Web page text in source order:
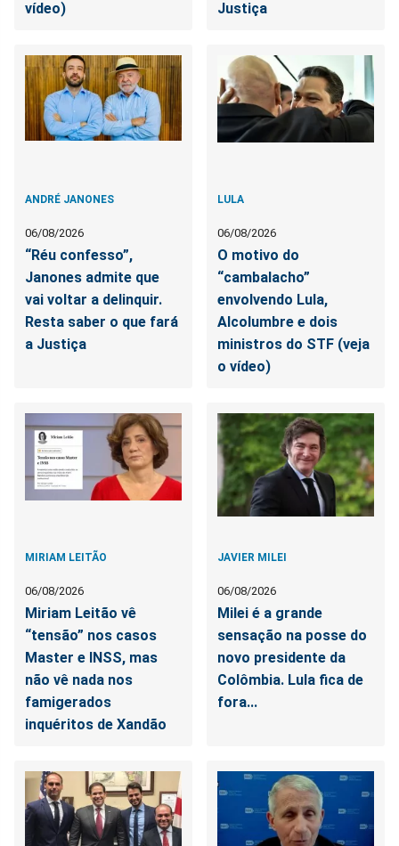
vídeo) Justiça
ANDRÉ JANONES
06/08/2026
“Réu confesso”,
Janones admite que
vai voltar a delinquir.
Resta saber o que fará
a Justiça
LULA
06/08/2026
O motivo do
“cambalacho”
envolvendo Lula,
Alcolumbre e dois
ministros do STF (veja
o vídeo)
MIRIAM LEITÃO
06/08/2026
Miriam Leitão vê
“tensão” nos casos
Master e INSS, mas
não vê nada nos
famigerados
inquéritos de Xandão
JAVIER MILEI
06/08/2026
Milei é a grande
sensação na posse do
novo presidente da
Colômbia. Lula fica de
fora...